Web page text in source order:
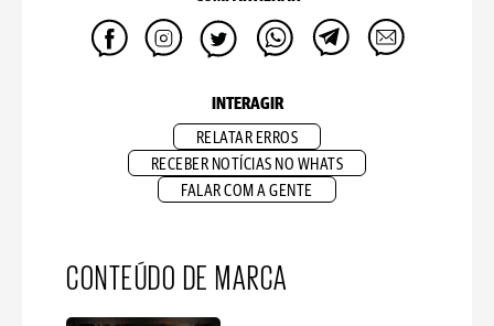
INTERAGIR
RELATAR ERROS
RECEBER NOTÍCIAS NO WHATS
FALAR COM A GENTE
CONTEÚDO DE MARCA